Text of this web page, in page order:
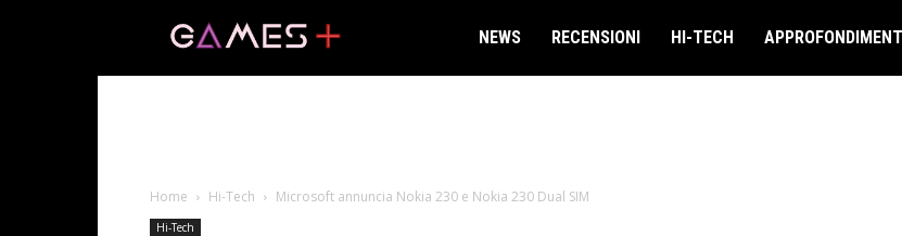
NEWS RECENSIONI HI-TECH
Home Hi-Tech Microsoft annuncia Nokia 230 e Nokia 230 Dual SIM
Hi-Tech